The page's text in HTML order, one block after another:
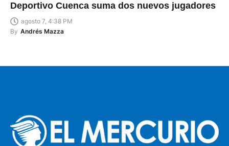
Deportivo Cuenca suma dos nuevos jugadores
agosto 7, 4:38 PM
By Andrés Mazza